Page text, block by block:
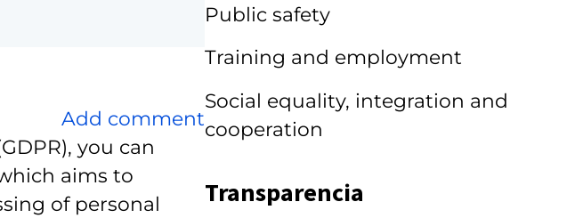
Add comment
you can
aims to
of personal
Public safety
Training and employment
Social equality, integration and
cooperation
Transparencia